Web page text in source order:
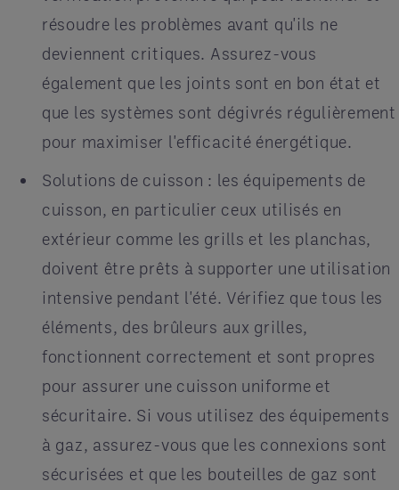
résoudre les problèmes avant qu'ils ne
deviennent critiques. Assurez-vous
également que les joints sont en bon état et
que les systèmes sont dégivrés régulièrement
pour maximiser l'efficacité énergétique.
Solutions de cuisson : les équipements de
cuisson, en particulier ceux utilisés en
extérieur comme les grills et les planchas,
doivent être prêts à supporter une utilisation
intensive pendant l'été. Vérifiez que tous les
éléments, des brûleurs aux grilles,
fonctionnent correctement et sont propres
pour assurer une cuisson uniforme et
sécuritaire. Si vous utilisez des équipements
à gaz, assurez-vous que les connexions sont
sécurisées et que les bouteilles de gaz sont